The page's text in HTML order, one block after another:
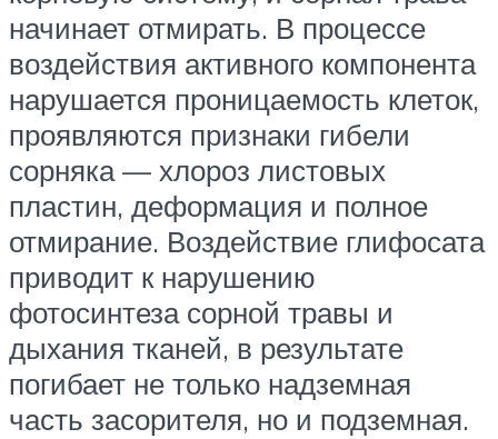
начинает отмирать. В процессе
воздействия активного компонента
нарушается проницаемость клеток,
проявляются признаки гибели
сорняка — хлороз листовых
пластин, деформация и полное
отмирание. Воздействие глифосата
приводит к нарушению
фотосинтеза сорной травы и
дыхания тканей, в результате
погибает не только надземная
часть засорителя, но и подземная.